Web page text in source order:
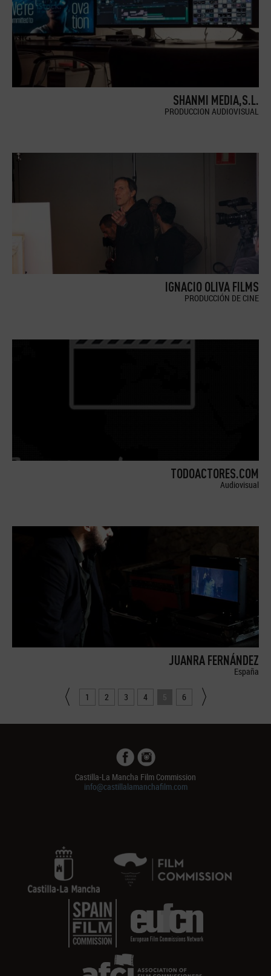
SHANMI MEDIA,S.L.
PRODUCCION AUDIOVISUAL
IGNACIO OLIVA FILMS
PRODUCCIÓN DE CINE
TODOACTORES.COM
Audiovisual
JUANRA FERNÁNDEZ
España
1 2 3 4 5 6
Castilla-La Mancha Film Commission
info@castillalamanchafilm.com